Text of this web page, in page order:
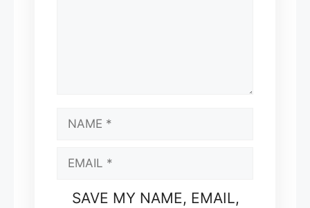
NAME
EMAIL
SAVE MY NAME, EMAIL,